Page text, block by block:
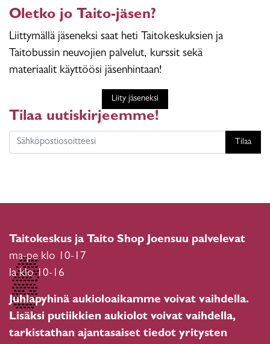
Oletko jo Taito-jäsen?
Liittymällä jäseneksi saat heti Taitokeskuksien ja
Taitobussin neuvojien palvelut, kurssit sekä
materiaalit käyttöösi jäsenhintaan!
Liity jäseneksi
Tilaa uutiskirjeemme!
Tilaa
Taitokeskus ja Taito Shop Joensuu palvelevat
ma-pe klo 10-17
la klo 10-16
Juhlapyhinä aukioloaikamme voivat vaihdella.
Lisäksi putiikkien aukiolot voivat vaihdella,
tarkistathan ajantasaiset tiedot yritysten